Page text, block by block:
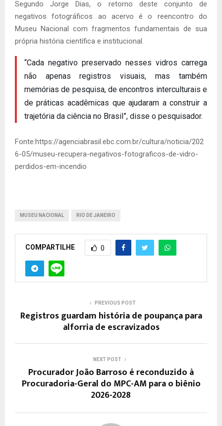
Segundo Jorge Dias, o retorno deste conjunto de
negativos fotográficos ao acervo é o reencontro do
Museu Nacional com fragmentos fundamentais de sua
própria história científica e institucional.
“Cada negativo preservado nesses vidros carrega
não apenas registros visuais, mas também
memórias de pesquisa, de encontros interculturais e
de práticas acadêmicas que ajudaram a construir a
trajetória da ciência no Brasil”, disse o pesquisador.
Fonte:https://agenciabrasil.ebc.com.br/cultura/noticia/202
6-05/museu-recupera-negativos-fotograficos-de-vidro-
perdidos-em-incendio
MUSEU NACIONAL RIO DE JANEIRO
COMPARTILHE 0
PREVIOUS POST
Registros guardam história de poupança para
alforria de escravizados
NEXT POST
Procurador João Barroso é reconduzido à
Procuradoria-Geral do MPC-AM para o biênio
2026-2028